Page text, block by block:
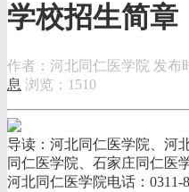
学校招生简章
作者：河北同仁医学院 发布
息 浏览：1510
导读：河北同仁医学院、河
同仁医学院、石家庄同仁医
河北同仁医学院电话：0311-